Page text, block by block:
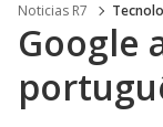
Noticias R7
Google